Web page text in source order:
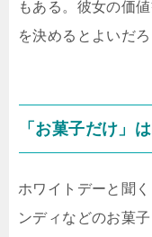
もある。彼女の価
を決めるとよいだろ
「お菓子だけ」
ホワイトデーと聞
ンディなどのお菓